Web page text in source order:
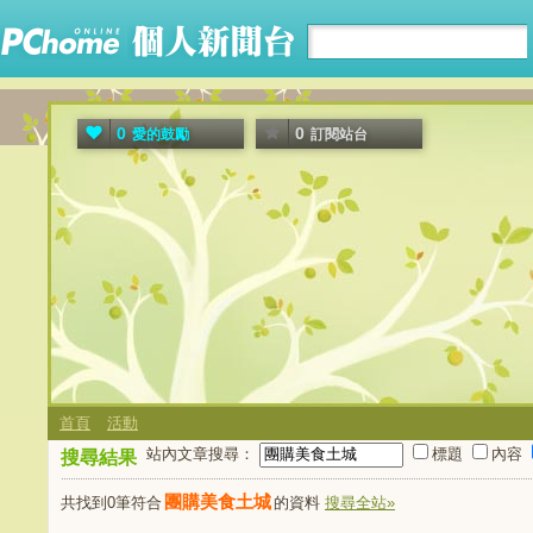
0 愛的鼓勵 0 訂閱站台
首頁 活動
搜尋結果 站內文章搜尋： 標題 內容
共找到0筆符合 團購美食土城 的資料 搜尋全站»